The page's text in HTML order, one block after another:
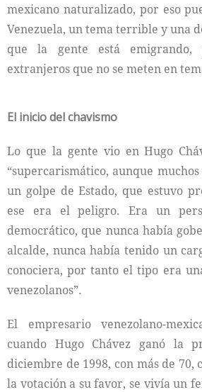
mexicano naturalizado, por eso
Venezuela, un tema terrible y una
que la gente está emigrando,
extranjeros que no se meten en
El inicio del chavismo
Lo que la gente vio en Hugo
“supercarismático, aunque
un golpe de Estado, que estuvo
ese era el peligro. Era un
democrático, que nunca había
alcalde, nunca había tenido un
conociera, por tanto el tipo era
venezolanos”.
El empresario venezolano-
cuando Hugo Chávez ganó la
diciembre de 1998, con más de 70,
la votación a su favor, se vivía un